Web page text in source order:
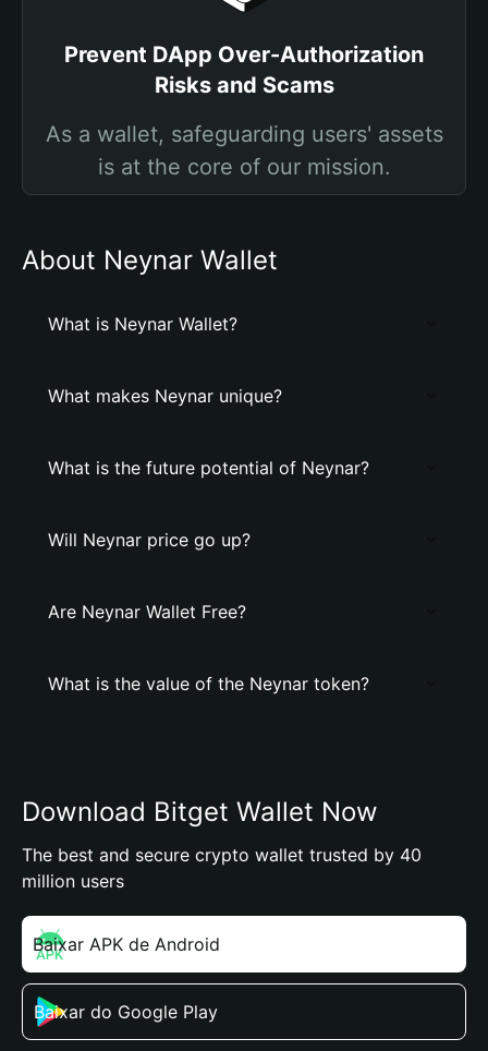
Prevent DApp Over-Authorization
Risks and Scams
As a wallet, safeguarding users' assets
is at the core of our mission.
About Neynar Wallet
What is Neynar Wallet?
What makes Neynar unique?
What is the future potential of Neynar?
Will Neynar price go up?
Are Neynar Wallet Free?
What is the value of the Neynar token?
Download Bitget Wallet Now
The best and secure crypto wallet trusted by 40
million users
Baixar APK de Android
Baixar do Google Play